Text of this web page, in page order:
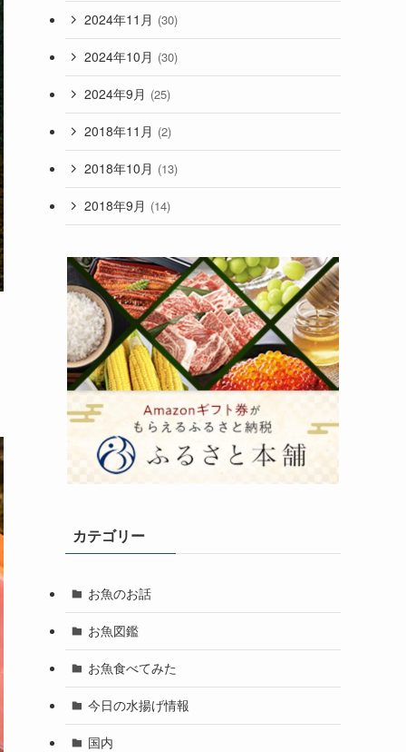
2024年11月 (30)
2024年10月 (30)
2024年9月 (25)
2018年11月 (2)
2018年10月 (13)
2018年9月 (14)
カテゴリー
お魚のお話
お魚図鑑
お魚食べてみた
今日の水揚げ情報
国内